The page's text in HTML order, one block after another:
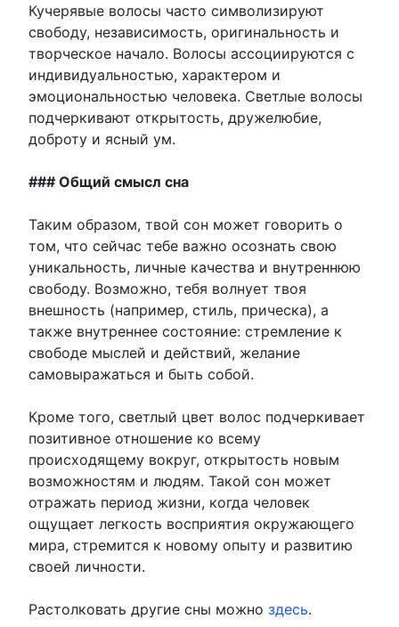
Кучерявые волосы часто символизируют
свободу, независимость, оригинальность и
творческое начало. Волосы ассоциируются с
индивидуальностью, характером и
эмоциональностью человека. Светлые волосы
подчеркивают открытость, дружелюбие,
доброту и ясный ум.
### Общий смысл сна
Таким образом, твой сон может говорить о
том, что сейчас тебе важно осознать свою
уникальность, личные качества и внутреннюю
свободу. Возможно, тебя волнует твоя
внешность (например, стиль, прическа), а
также внутреннее состояние: стремление к
свободе мыслей и действий, желание
самовыражаться и быть собой.
Кроме того, светлый цвет волос подчеркивает
позитивное отношение ко всему
происходящему вокруг, открытость новым
возможностям и людям. Такой сон может
отражать период жизни, когда человек
ощущает легкость восприятия окружающего
мира, стремится к новому опыту и развитию
своей личности.
Растолковать другие сны можно здесь.